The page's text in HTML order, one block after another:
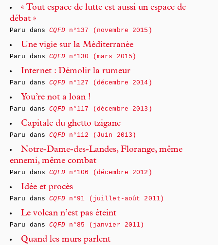
« Tout espace de lutte est aussi un espace de
débat »
Paru dansCQFDn°137 (novembre 2015)
Une vigie sur la Méditerranée
Paru dansCQFDn°130 (mars 2015)
Internet : Démolir la rumeur
Paru dansCQFDn°127 (décembre 2014)
You’re not a loan !
Paru dansCQFDn°117 (décembre 2013)
Capitale du ghetto tzigane
Paru dansCQFDn°112 (Juin 2013)
Notre-Dame-des-Landes, Florange, même
ennemi, même combat
Paru dansCQFDn°106 (décembre 2012)
Idée et procès
Paru dansCQFDn°91 (juillet-août 2011)
Le volcan n’est pas éteint
Paru dansCQFDn°85 (janvier 2011)
Quand les murs parlent